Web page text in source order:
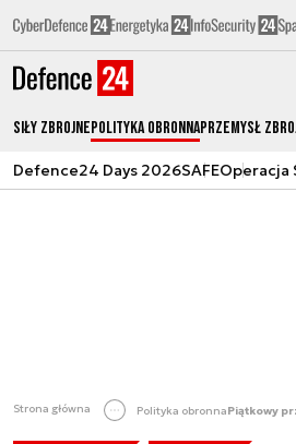
Siły zbrojnePolityka obronnaPrzemysł
Defence24 Days 2026SAFEOperacja
Strona główna Polityka obronna